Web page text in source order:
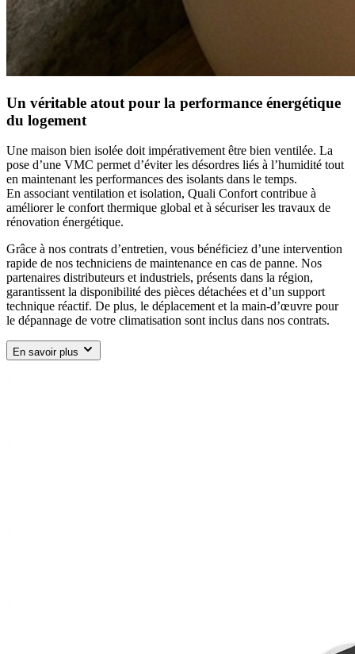
Un véritable atout pour la performance énergétique
du logement
Une maison bien isolée doit impérativement être bien ventilée. La
pose d’une VMC permet d’éviter les désordres liés à l’humidité tout
en maintenant les performances des isolants dans le temps.
En associant ventilation et isolation, Quali Confort contribue à
améliorer le confort thermique global et à sécuriser les travaux de
rénovation énergétique.
Grâce à nos contrats d’entretien, vous bénéficiez d’une intervention
rapide de nos techniciens de maintenance en cas de panne. Nos
partenaires distributeurs et industriels, présents dans la région,
garantissent la disponibilité des pièces détachées et d’un support
technique réactif. De plus, le déplacement et la main-d’œuvre pour
le dépannage de votre climatisation sont inclus dans nos contrats.
En savoir plus